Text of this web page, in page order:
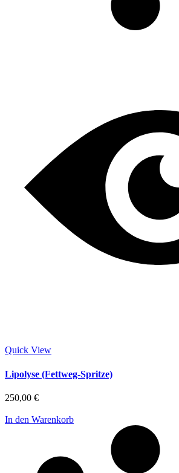
Quick View
Lipolyse (Fettweg-Spritze)
250,00 €
In den Warenkorb